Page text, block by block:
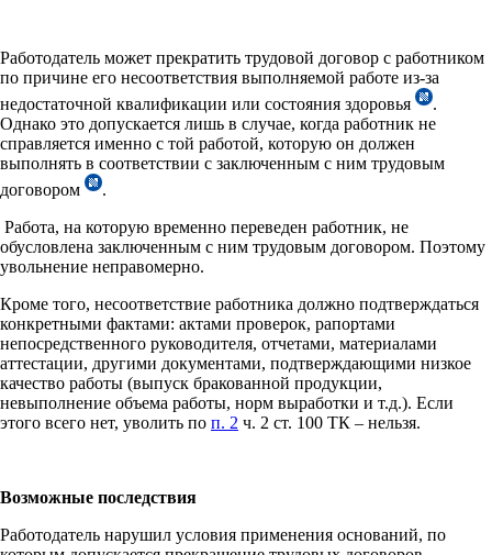
Работодатель может прекратить трудовой договор с работником
по причине его несоответствия выполняемой работе из-за
недостаточной квалификации или состояния здоровья
.
Однако это допускается лишь в случае, когда работник не
справляется именно с той работой, которую он должен
выполнять в соответствии с заключенным с ним трудовым
договором
.
Работа, на которую временно переведен работник, не
обусловлена заключенным с ним трудовым договором. Поэтому
увольнение неправомерно.
Кроме того, несоответствие работника должно подтверждаться
конкретными фактами: актами проверок, рапортами
непосредственного руководителя, отчетами, материалами
аттестации, другими документами, подтверждающими низкое
качество работы (выпуск бракованной продукции,
невыполнение объема работы, норм выработки и т.д.). Если
этого всего нет, уволить по п. 2 ч. 2 ст. 100 ТК – нельзя.
Возможные последствия
Работодатель нарушил условия применения оснований, по